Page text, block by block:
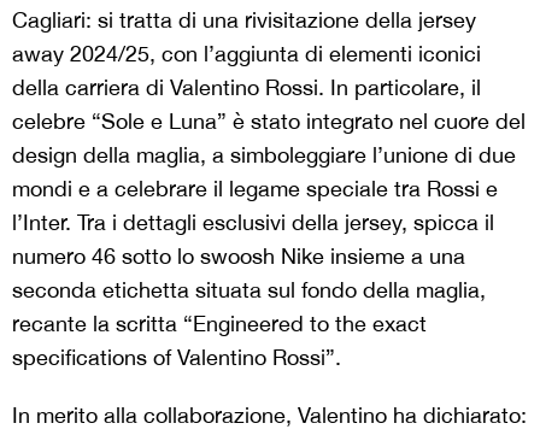
Cagliari: si tratta di una rivisitazione della jersey
away 2024/25, con l’aggiunta di elementi iconici
della carriera di Valentino Rossi. In particolare, il
celebre “Sole e Luna” è stato integrato nel cuore del
design della maglia, a simboleggiare l’unione di due
mondi e a celebrare il legame speciale tra Rossi e
l’Inter. Tra i dettagli esclusivi della jersey, spicca il
numero 46 sotto lo swoosh Nike insieme a una
seconda etichetta situata sul fondo della maglia,
recante la scritta “Engineered to the exact
specifications of Valentino Rossi”.
In merito alla collaborazione, Valentino ha dichiarato: